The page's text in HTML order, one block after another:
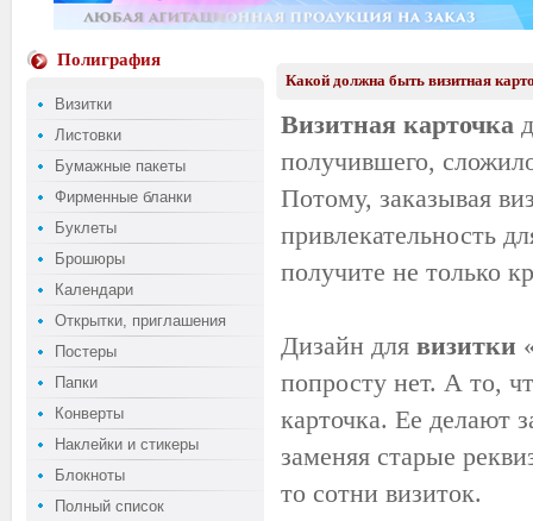
Полиграфия
Визитки
Листовки
Бумажные пакеты
Фирменные бланки
Буклеты
Брошюры
Календари
Открытки, приглашения
Постеры
Папки
Конверты
Наклейки и стикеры
Блокноты
Полный список
Какой должна быть визитная
Визитная карточка
получившего,
Потому, заказывая
привлекательность
получите не только
Дизайн для визитки
попросту нет. А то,
карточка. Ее делают
заменяя старые
то сотни визиток.